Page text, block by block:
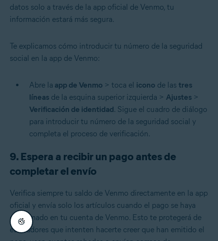
datos solo a través de la app oficial de Venmo, tu
información estará más segura.
Te explicamos cómo introducir tu número de la seguridad
social en la app de Venmo:
Abre la app de Venmo > toca el icono de las tres
líneas de la esquina superior izquierda > Ajustes >
Verificación de identidad. Sigue el cuadro de diálogo
para introducir tu número de la seguridad social y
completa el proceso de verificación.
9. Espera a recibir un pago antes de
completar el envío
Verifica siempre tu saldo de Venmo directamente en la app
oficial y envía solo los artículos cuando el pago se haya
confirmado en tu cuenta de Venmo. Esto te protegerá de
estafadores que intenten hacerte creer que han emitido el